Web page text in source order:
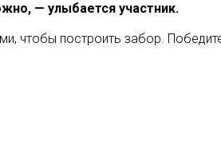
— улыбается участник.
чтобы построить забор.